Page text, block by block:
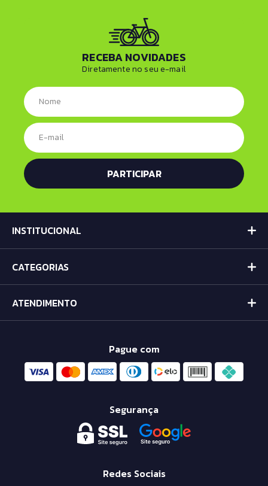
RECEBA NOVIDADES
Diretamente no seu e-mail
INSTITUCIONAL
CATEGORIAS
ATENDIMENTO
Pague com
Segurança
Redes Sociais